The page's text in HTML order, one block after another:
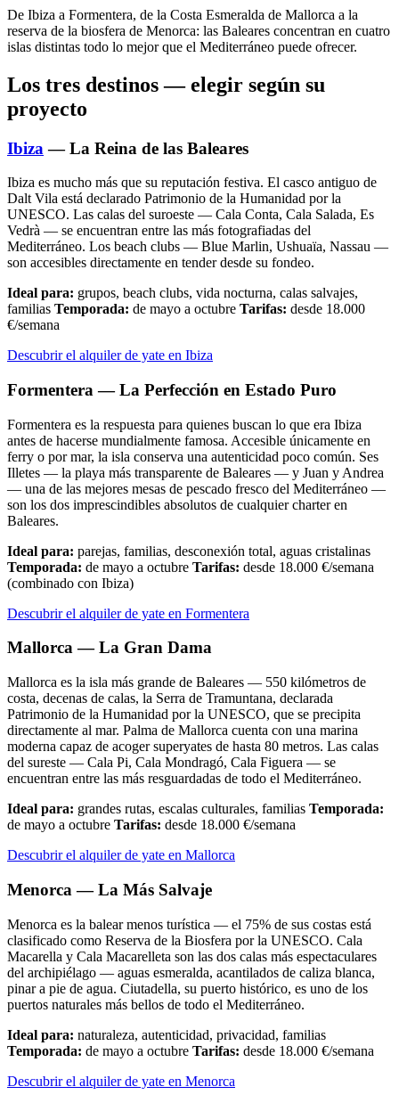
De Ibiza a Formentera, de la Costa Esmeralda de Mallorca a la
reserva de la biosfera de Menorca: las Baleares concentran en cuatro
islas distintas todo lo mejor que el Mediterráneo puede ofrecer.
Los tres destinos — elegir según su
proyecto
Ibiza — La Reina de las Baleares
Ibiza es mucho más que su reputación festiva. El casco antiguo de
Dalt Vila está declarado Patrimonio de la Humanidad por la
UNESCO. Las calas del suroeste — Cala Conta, Cala Salada, Es
Vedrà — se encuentran entre las más fotografiadas del
Mediterráneo. Los beach clubs — Blue Marlin, Ushuaïa, Nassau —
son accesibles directamente en tender desde su fondeo.
Ideal para: grupos, beach clubs, vida nocturna, calas salvajes,
familias Temporada: de mayo a octubre Tarifas: desde 18.000
€/semana
Descubrir el alquiler de yate en Ibiza
Formentera — La Perfección en Estado Puro
Formentera es la respuesta para quienes buscan lo que era Ibiza
antes de hacerse mundialmente famosa. Accesible únicamente en
ferry o por mar, la isla conserva una autenticidad poco común. Ses
Illetes — la playa más transparente de Baleares — y Juan y Andrea
— una de las mejores mesas de pescado fresco del Mediterráneo —
son los dos imprescindibles absolutos de cualquier charter en
Baleares.
Ideal para: parejas, familias, desconexión total, aguas cristalinas
Temporada: de mayo a octubre Tarifas: desde 18.000 €/semana
(combinado con Ibiza)
Descubrir el alquiler de yate en Formentera
Mallorca — La Gran Dama
Mallorca es la isla más grande de Baleares — 550 kilómetros de
costa, decenas de calas, la Serra de Tramuntana, declarada
Patrimonio de la Humanidad por la UNESCO, que se precipita
directamente al mar. Palma de Mallorca cuenta con una marina
moderna capaz de acoger superyates de hasta 80 metros. Las calas
del sureste — Cala Pi, Cala Mondragó, Cala Figuera — se
encuentran entre las más resguardadas de todo el Mediterráneo.
Ideal para: grandes rutas, escalas culturales, familias Temporada:
de mayo a octubre Tarifas: desde 18.000 €/semana
Descubrir el alquiler de yate en Mallorca
Menorca — La Más Salvaje
Menorca es la balear menos turística — el 75% de sus costas está
clasificado como Reserva de la Biosfera por la UNESCO. Cala
Macarella y Cala Macarelleta son las dos calas más espectaculares
del archipiélago — aguas esmeralda, acantilados de caliza blanca,
pinar a pie de agua. Ciutadella, su puerto histórico, es uno de los
puertos naturales más bellos de todo el Mediterráneo.
Ideal para: naturaleza, autenticidad, privacidad, familias
Temporada: de mayo a octubre Tarifas: desde 18.000 €/semana
Descubrir el alquiler de yate en Menorca